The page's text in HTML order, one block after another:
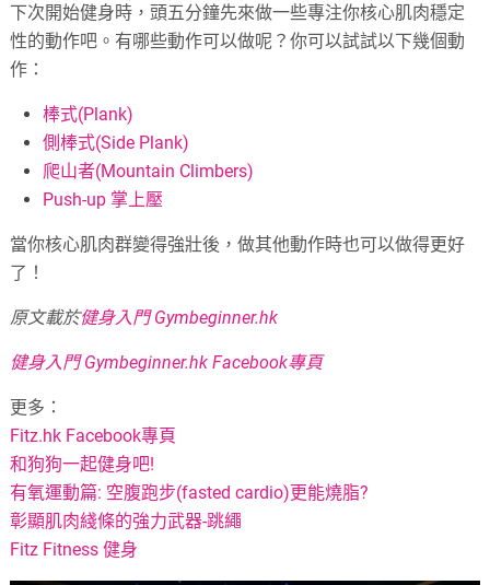
下次開始健身時，頭五分鐘先來做一些專注你核心肌肉穩定
性的動作吧。有哪些動作可以做呢？你可以試試以下幾個動
作：
棒式(Plank)
側棒式(Side Plank)
爬山者(Mountain Climbers)
Push-up 掌上壓
當你核心肌肉群變得強壯後，做其他動作時也可以做得更好
了！
原文載於健身入門 Gymbeginner.hk
健身入門 Gymbeginner.hk Facebook專頁
更多：
Fitz.hk Facebook專頁
和狗狗一起健身吧!
有氧運動篇: 空腹跑步(fasted cardio)更能燒脂?
彰顯肌肉綫條的強力武器-跳繩
Fitz Fitness 健身